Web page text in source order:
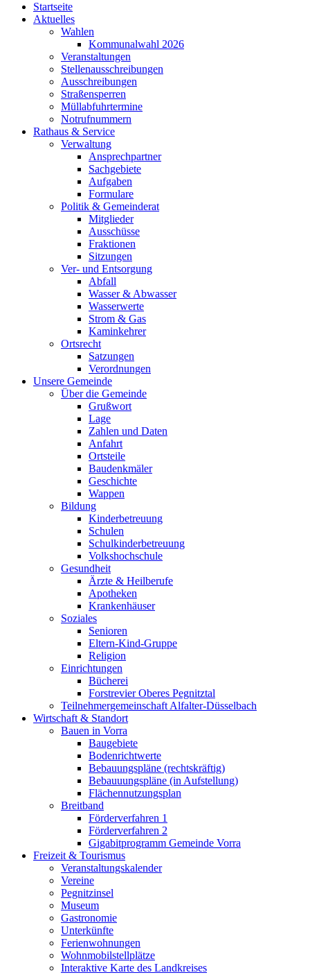
Startseite
Aktuelles
Wahlen
Kommunalwahl 2026
Veranstaltungen
Stellenausschreibungen
Ausschreibungen
Straßensperren
Müllabfuhrtermine
Notrufnummern
Rathaus & Service
Verwaltung
Ansprechpartner
Sachgebiete
Aufgaben
Formulare
Politik & Gemeinderat
Mitglieder
Ausschüsse
Fraktionen
Sitzungen
Ver- und Entsorgung
Abfall
Wasser & Abwasser
Wasserwerte
Strom & Gas
Kaminkehrer
Ortsrecht
Satzungen
Verordnungen
Unsere Gemeinde
Über die Gemeinde
Grußwort
Lage
Zahlen und Daten
Anfahrt
Ortsteile
Baudenkmäler
Geschichte
Wappen
Bildung
Kinderbetreuung
Schulen
Schulkinderbetreuung
Volkshochschule
Gesundheit
Ärzte & Heilberufe
Apotheken
Krankenhäuser
Soziales
Senioren
Eltern-Kind-Gruppe
Religion
Einrichtungen
Bücherei
Forstrevier Oberes Pegnitztal
Teilnehmergemeinschaft Alfalter-Düsselbach
Wirtschaft & Standort
Bauen in Vorra
Baugebiete
Bodenrichtwerte
Bebauungspläne (rechtskräftig)
Bebauuungspläne (in Aufstellung)
Flächennutzungsplan
Breitband
Förderverfahren 1
Förderverfahren 2
Gigabitprogramm Gemeinde Vorra
Freizeit & Tourismus
Veranstaltungskalender
Vereine
Pegnitzinsel
Museum
Gastronomie
Unterkünfte
Ferienwohnungen
Wohnmobilstellplätze
Interaktive Karte des Landkreises